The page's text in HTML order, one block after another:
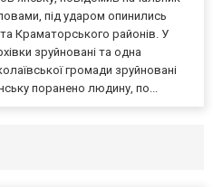
під ударом опинились
Краматорського районів. У
зруйновані та одна
громади зруйновані
поранено людину, по...